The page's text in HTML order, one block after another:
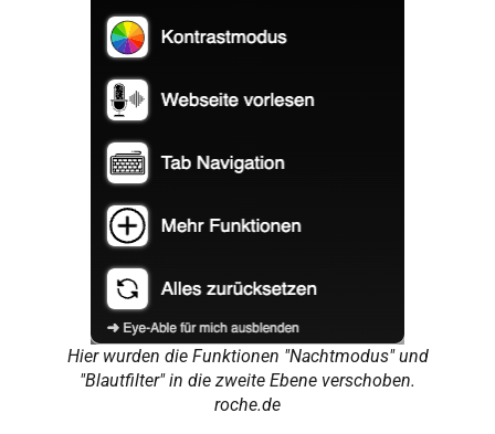
Hier wurden die Funktionen "Nachtmodus" und
"Blautfilter" in die zweite Ebene verschoben.
roche.de